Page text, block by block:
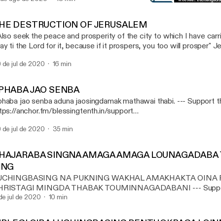
DESTRUCTION OF JERUSALEM
seek the peace and prosperity of the city to which I have
ti the Lord for it, because if it prospers, you too will prosper"
anchor.fm/blessingtenth.in/support]
de jul de 2020 16 min
JAO SENBA
jao senba aduna jaosingdamak mathawai thabi. --- Support this podcast:
anchor.fm/blessingtenth.in/support
de jul de 2020 35 min
SINGNA AMAGA AMAGA
NA PUKNING WAKHAL AMAKHAKTA OINA
MINGDA THABAK TOUMINNAGADABANI --- Support this podcast:
anchor.fm/blessingtenth.in/support
jul de 2020 10 min